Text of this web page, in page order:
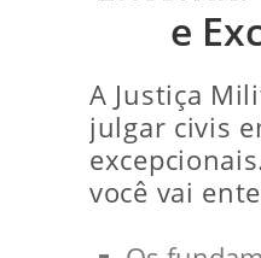
e
A Justiça
julgar civis
você vai